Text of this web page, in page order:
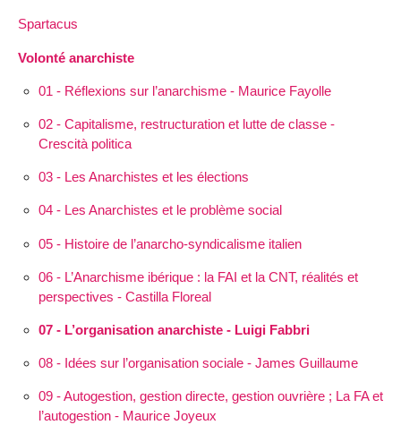
Spartacus
Volonté anarchiste
01 - Réflexions sur l’anarchisme - Maurice Fayolle
02 - Capitalisme, restructuration et lutte de classe -
Crescità politica
03 - Les Anarchistes et les élections
04 - Les Anarchistes et le problème social
05 - Histoire de l’anarcho-syndicalisme italien
06 - L’Anarchisme ibérique : la FAI et la CNT, réalités et
perspectives - Castilla Floreal
07 - L’organisation anarchiste - Luigi Fabbri
08 - Idées sur l’organisation sociale - James Guillaume
09 - Autogestion, gestion directe, gestion ouvrière ; La FA et
l’autogestion - Maurice Joyeux